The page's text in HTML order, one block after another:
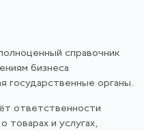
справочник
бизнеса
государственные органы.
ответственности
товарах и услугах,